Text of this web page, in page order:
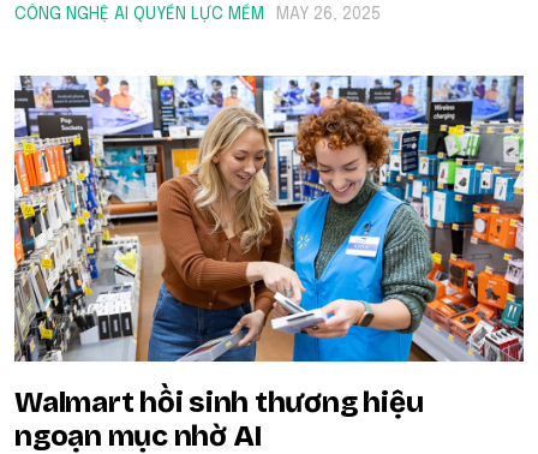
CÔNG NGHỆ AI QUYỀN LỰC MỀM MAY 26, 2025
Walmart hồi sinh thương hiệu
ngoạn mục nhờ AI